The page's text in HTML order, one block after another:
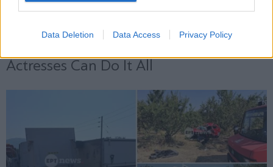
Data Deletion Data Access Privacy Policy